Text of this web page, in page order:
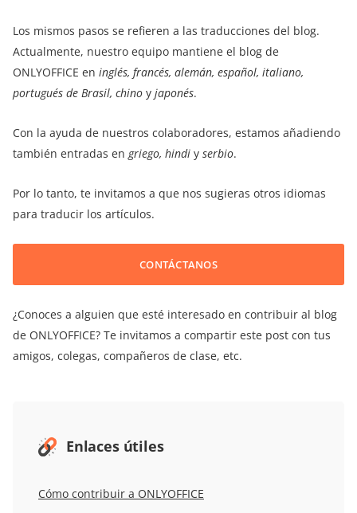
Los mismos pasos se refieren a las traducciones del blog.
Actualmente, nuestro equipo mantiene el blog de
ONLYOFFICE en inglés, francés, alemán, español, italiano,
portugués de Brasil, chino y japonés.
Con la ayuda de nuestros colaboradores, estamos añadiendo
también entradas en griego, hindi y serbio.
Por lo tanto, te invitamos a que nos sugieras otros idiomas
para traducir los artículos.
CONTÁCTANOS
¿Conoces a alguien que esté interesado en contribuir al blog
de ONLYOFFICE? Te invitamos a compartir este post con tus
amigos, colegas, compañeros de clase, etc.
Enlaces útiles
Cómo contribuir a ONLYOFFICE